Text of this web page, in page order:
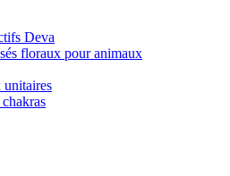
Deva
floraux pour animaux